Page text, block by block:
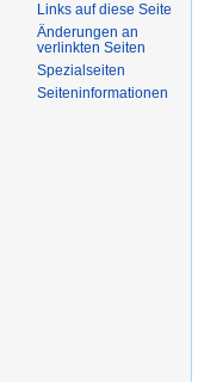
Links auf diese Seite
Änderungen an
verlinkten Seiten
Spezialseiten
Seiten­informationen